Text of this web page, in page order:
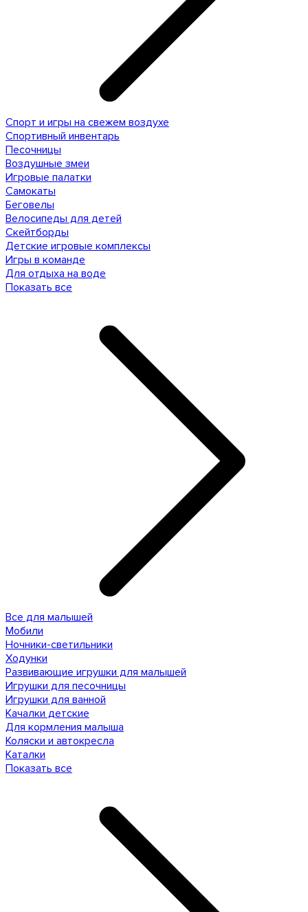
Спорт и игры на свежем воздухе
Спортивный инвентарь
Песочницы
Воздушные змеи
Игровые палатки
Самокаты
Беговелы
Велосипеды для детей
Скейтборды
Детские игровые комплексы
Игры в команде
Для отдыха на воде
Показать все
Все для малышей
Мобили
Ночники-светильники
Ходунки
Развивающие игрушки для малышей
Игрушки для песочницы
Игрушки для ванной
Качалки детские
Для кормления малыша
Коляски и автокресла
Каталки
Показать все